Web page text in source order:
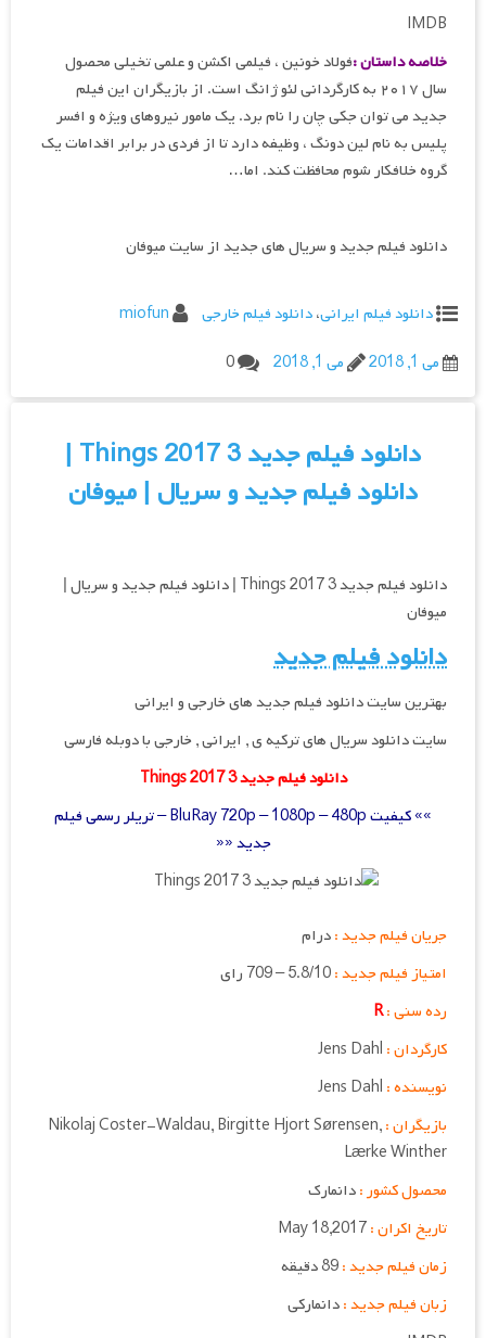
IMDB
خلاصه داستان :فولاد خونین ، فیلمی اکشن و علمی تخیلی محصول
سال ۲۰۱۷ به کارگردانی لئو ژانگ است. از بازیگران این فیلم
جدید می توان جکی چان را نام برد. یک مامور نیروهای ویژه و افسر
پلیس به نام لین دونگ ، وظیفه دارد تا از فردی در برابر اقدامات یک
گروه خلافکار شوم محافظت کند. اما…
دانلود فیلم جدید و سریال های جدید از سایت میوفان
دانلود فیلم ایرانی،دانلود فیلم خارجی
miofun
می 1, 2018
می 1, 2018 0
دانلود فیلم جدید 3 Things 2017 |
دانلود فیلم جدید و سریال | میوفان
دانلود فیلم جدید 3 Things 2017 | دانلود فیلم جدید و سریال |
میوفان
دانلود فیلم جدید
بهترین سایت دانلود فیلم جدید های خارجی و ایرانی
سایت دانلود سریال های ترکیه ی , ایرانی , خارجی با دوبله فارسی
دانلود فیلم جدید 3 Things 2017
»» کیفیت BluRay 720p – 1080p – 480p – تریلر رسمی فیلم
جدید ««
جریان فیلم جدید :درام
امتیاز فیلم جدید :
رده سنی :R
کارگردان :
نویسنده : Jens Dahl
بازیگران :Nikolaj Coster-Waldau, Birgitte Hjort Sørensen,
Lærke Winther
محصول کشور :دانمارک
تاریخ اکران :
زمان فیلم جدید :
زبان فیلم جدید :دانمارکی